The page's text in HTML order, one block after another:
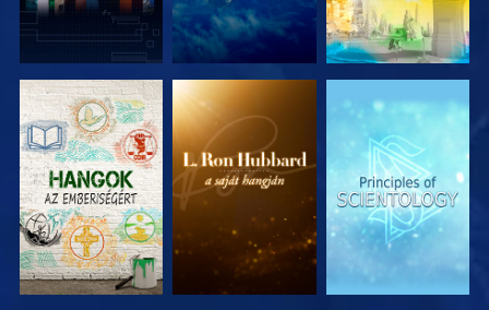
A SOROZAT
RÉSZEI
A SOROZAT
RÉSZEI
A SOROZAT
RÉSZEI